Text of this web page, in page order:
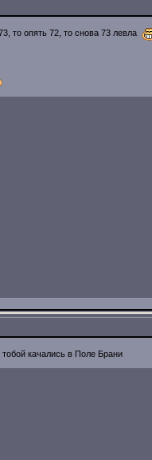
то опять 72, то снова 73 левла
качались в Поле Брани